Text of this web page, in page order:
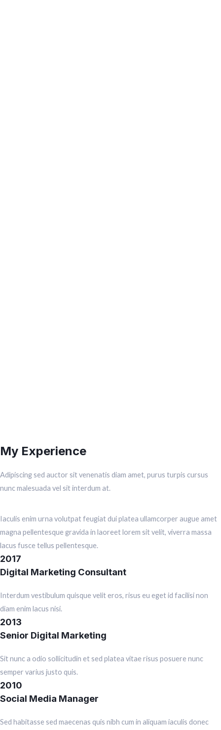
My Experience
Adipiscing sed auctor sit venenatis diam amet, purus turpis cursus
nunc malesuada vel sit interdum at.
Iaculis enim urna volutpat feugiat dui platea ullamcorper augue amet
magna pellentesque gravida in laoreet lorem sit velit, viverra massa
lacus fusce tellus pellentesque.
2017
Digital Marketing Consultant
Interdum vestibulum quisque velit eros, risus eu eget id facilisi non
diam enim lacus nisi.
2013
Senior Digital Marketing
Sit nunc a odio sollicitudin et sed platea vitae risus posuere nunc
semper varius justo quis.
2010
Social Media Manager
Sed habitasse sed maecenas quis nibh cum in aliquam iaculis donec